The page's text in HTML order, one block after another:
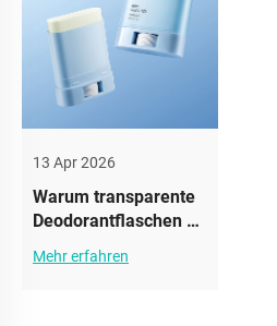
13 Apr 2026
Warum transparente
Deodorantflaschen an
Popularität gewinnen
Mehr erfahren